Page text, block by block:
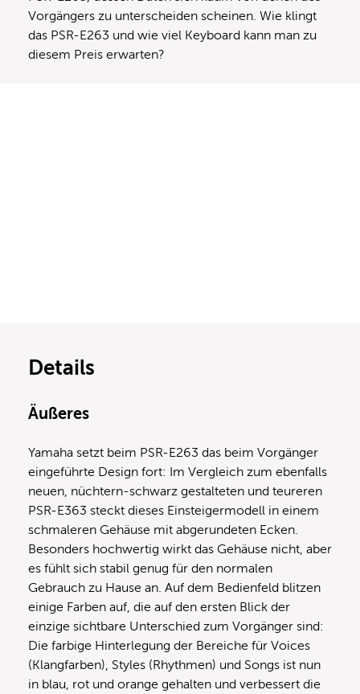
Vorgängers zu unterscheiden scheinen. Wie klingt
das PSR-E263 und wie viel Keyboard kann man zu
diesem Preis erwarten?
Details
Äußeres
Yamaha setzt beim PSR-E263 das beim Vorgänger
eingeführte Design fort: Im Vergleich zum ebenfalls
neuen, nüchtern-schwarz gestalteten und teureren
PSR-E363 steckt dieses Einsteigermodell in einem
schmaleren Gehäuse mit abgerundeten Ecken.
Besonders hochwertig wirkt das Gehäuse nicht, aber
es fühlt sich stabil genug für den normalen
Gebrauch zu Hause an. Auf dem Bedienfeld blitzen
einige Farben auf, die auf den ersten Blick der
einzige sichtbare Unterschied zum Vorgänger sind:
Die farbige Hinterlegung der Bereiche für Voices
(Klangfarben), Styles (Rhythmen) und Songs ist nun
in blau, rot und orange gehalten und verbessert die